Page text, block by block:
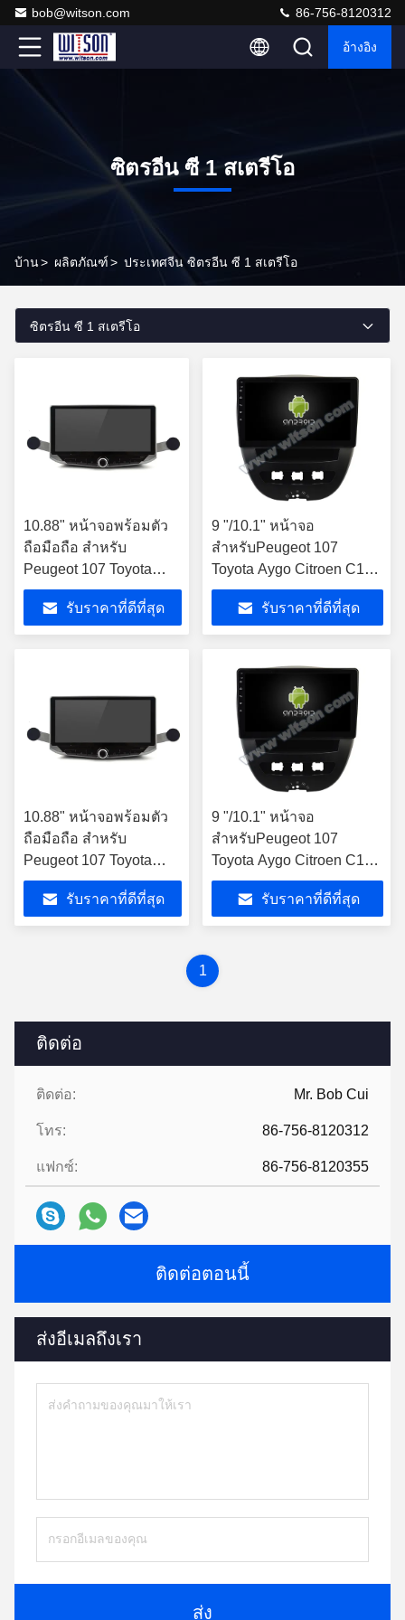
bob@witson.com 86-756-8120312
อ้างอิง
ซิตรอีน ซี 1 สเตรีโอ
บ้าน> ผลิตภัณฑ์> ประเทศจีน ซิตรอีน ซี 1 สเตรีโอ
ติดต่อ
ติดต่อ: Mr. Bob Cui
โทร: 86-756-8120312
แฟกซ์: 86-756-8120355
ติดต่อตอนนี้
ส่งอีเมลถึงเรา
ส่ง
ซิตรอีน ซี 1 สเตรีโอ
10.88" หน้าจอพร้อมตัว
ถือมือถือ สําหรับ
Peugeot 107 Toyota
Aygo Citroen C1 2005 -
2014 มัลติมีเดีย สเตเรีย
รับราคาที่ดีที่สุด
9 "/10.1" หน้าจอ
สำหรับPeugeot 107
Toyota Aygo Citroen C1
2005 - 2014 รถมัลติมีเดีย
สเตอริโอรับราคาที่ดีที่สุด
10.88" หน้าจอพร้อมตัว
ถือมือถือ สําหรับ
Peugeot 107 Toyota
Aygo Citroen C1 2005 -
2014 มัลติมีเดีย สเตเรีย
รับราคาที่ดีที่สุด
9 "/10.1" หน้าจอ
สำหรับPeugeot 107
Toyota Aygo Citroen C1
2005 - 2014 รถมัลติมีเดีย
สเตอริโอรับราคาที่ดีที่สุด
1